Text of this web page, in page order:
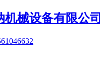
机械设备有限公司